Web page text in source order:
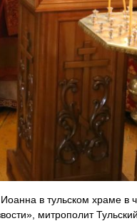
в тульском храме в
митрополит